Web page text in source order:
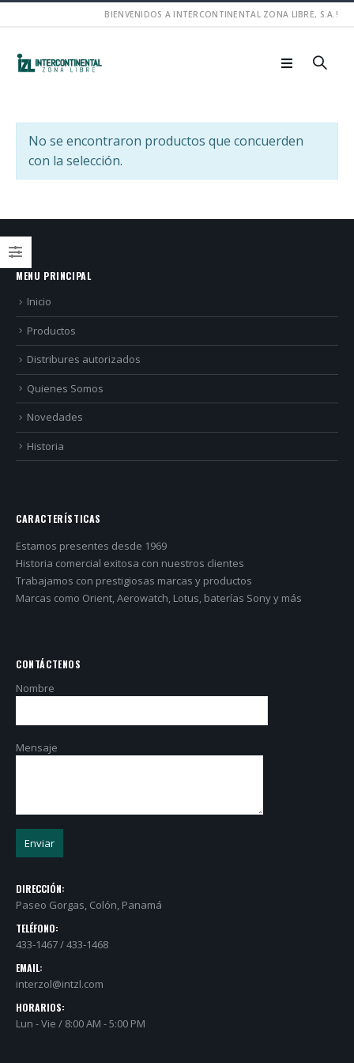
BIENVENIDOS A INTERCONTINENTAL ZONA LIBRE, S.A.!
No se encontraron productos que concuerden
con la selección.
MENU PRINCIPAL
Inicio
Productos
Distribures autorizados
Quienes Somos
Novedades
Historia
CARACTERÍSTICAS
Estamos presentes desde 1969
Historia comercial exitosa con nuestros clientes
Trabajamos con prestigiosas marcas y productos
Marcas como Orient, Aerowatch, Lotus, baterías Sony y más
CONTÁCTENOS
Nombre
Mensaje
DIRECCIÓN:
Paseo Gorgas, Colón, Panamá
TELÉFONO:
433-1467 / 433-1468
EMAIL:
interzol@intzl.com
HORARIOS:
Lun - Vie / 8:00 AM - 5:00 PM